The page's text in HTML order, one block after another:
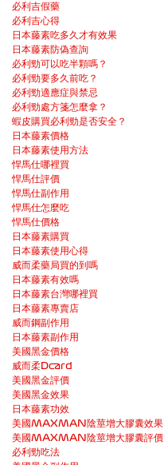
必利吉假藥
必利吉心得
日本藤素吃多久才有效果
日本藤素防偽查詢
必利勁可以吃半顆嗎？
必利勁要多久前吃？
必利勁適應症與禁忌
必利勁處方箋怎麼拿？
蝦皮購買必利勁是否安全？
日本藤素價格
日本藤素使用方法
悍馬仕哪裡買
悍馬仕評價
悍馬仕副作用
悍馬仕怎麼吃
悍馬仕價格
日本藤素購買
日本藤素使用心得
威而柔藥局買的到嗎
日本藤素有效嗎
日本藤素台灣哪裡買
日本藤素專賣店
威而鋼副作用
日本藤素副作用
美國黑金價格
威而柔Dcard
美國黑金評價
美國黑金效果
日本藤素功效
美國MAXMAN陰莖增大膠囊效果
美國MAXMAN陰莖增大膠囊評價
必利勁吃法